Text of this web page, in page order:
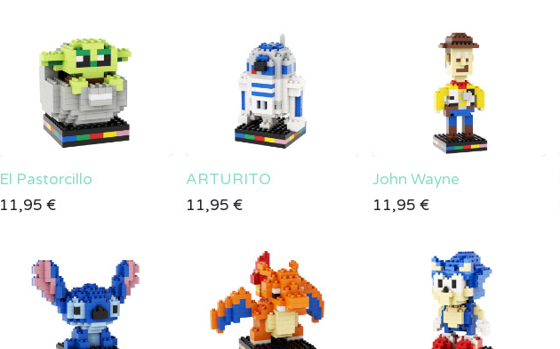
El Pastorcillo
11,95 €
ARTURITO
11,95 €
John Wayne
11,95 €